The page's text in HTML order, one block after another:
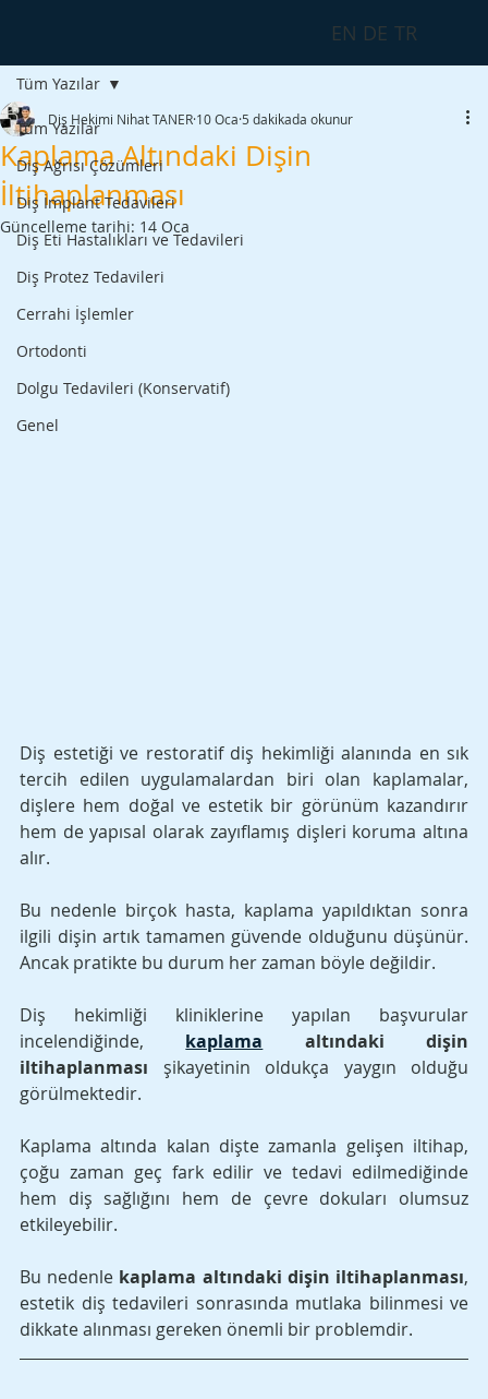
EN DE TR
Tüm Yazılar
Diş Ağrısı Çözümleri
Diş İmplant Tedavileri
Diş Eti Hastalıkları ve Tedavileri
Diş Protez Tedavileri
Cerrahi İşlemler
Ortodonti
Dolgu Tedavileri (Konservatif)
Genel
Tüm Yazılar
Kaplama Altındaki Dişin
İltihaplanması
Diş Hekimi Nihat TANER 10 Oca 5 dakikada okunur
Güncelleme tarihi: 14 Oca
Diş estetiği ve restoratif diş hekimliği alanında en sık
tercih edilen uygulamalardan biri olan kaplamalar,
dişlere hem doğal ve estetik bir görünüm kazandırır
hem de yapısal olarak zayıflamış dişleri koruma altına
alır.
Bu nedenle birçok hasta, kaplama yapıldıktan sonra
ilgili dişin artık tamamen güvende olduğunu düşünür.
Ancak pratikte bu durum her zaman böyle değildir.
Diş hekimliği kliniklerine yapılan başvurular
incelendiğinde, kaplama altındaki dişin
iltihaplanması şikayetinin oldukça yaygın olduğu
görülmektedir.
Kaplama altında kalan dişte zamanla gelişen iltihap,
çoğu zaman geç fark edilir ve tedavi edilmediğinde
hem diş sağlığını hem de çevre dokuları olumsuz
etkileyebilir.
Bu nedenle kaplama altındaki dişin iltihaplanması,
estetik diş tedavileri sonrasında mutlaka bilinmesi ve
dikkate alınması gereken önemli bir problemdir.